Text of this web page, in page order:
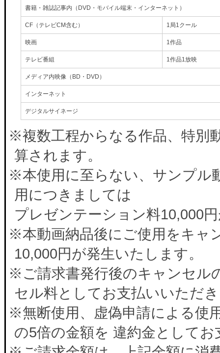
書籍・雑誌記事内（DVD・モバイル端末・インターネット）
CF（テレビCM含む） 1局1クール
映画 1作品
テレビ番組 1作品1放映
メディア内映像（BD・DVD）
インターネット
デジタルサイネージ
※複数工程からなる作品、特別
算されます。
※本使用に至らない、サンプル
用につきましては
プレゼンテーション料10,000
※本動画納品後にご使用をキャ
10,000円が発生いたします。
※ご請求書発行後のキャンセル
セル料としてお支払いいただ
※無断使用、虚偽申請による使
の5倍の金額を 違約金として